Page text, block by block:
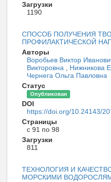
Загрузки
1190
СПОСОБ ПОЛУЧЕНИЯ
ПРОФИЛАКТИЧЕСКОЙ
Авторы
Воробьев Виктор
Викторовна
Нижникова
Чернега Ольга Павловна
Статус
Опубликован
DOI
https://doi.org/10.24143/
Страницы
с 91 по 98
Загрузки
811
ТЕХНОЛОГИЯ И
МОРСКИМИ